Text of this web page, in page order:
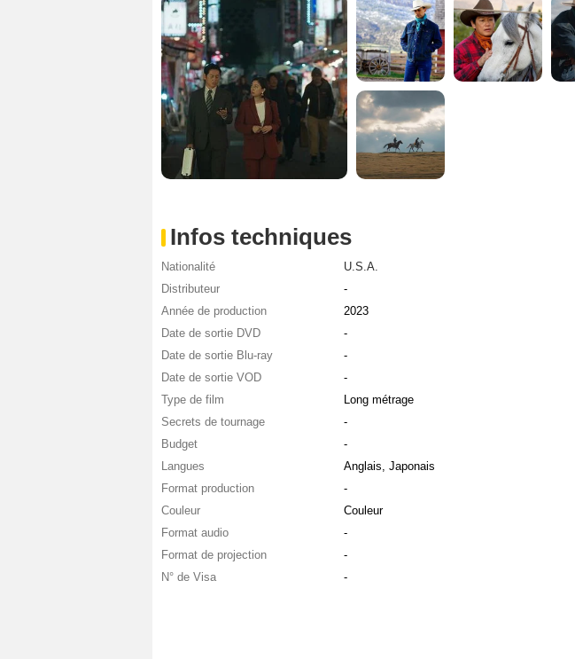
Infos techniques
Nationalité
U.S.A.
Distributeur
-
Année de production
2023
Date de sortie DVD
-
Date de sortie Blu-ray
-
Date de sortie VOD
-
Type de film
Long métrage
Secrets de tournage
-
Budget
-
Langues
Anglais, Japonais
Format production
-
Couleur
Couleur
Format audio
-
Format de projection
-
N° de Visa
-